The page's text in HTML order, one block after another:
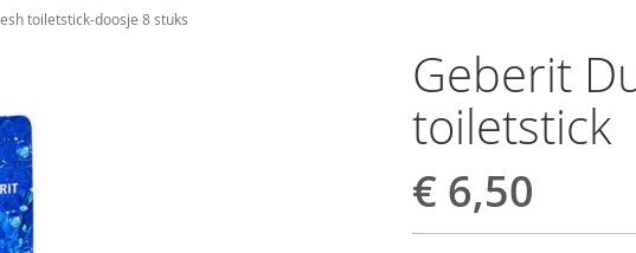
toiletstick-doosje 8 stuks
Geberit
toiletstick
€ 6,50